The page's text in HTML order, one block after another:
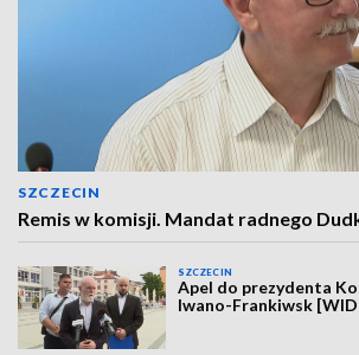
SZCZECIN
Remis w komisji. Mandat radnego
SZCZECIN
Apel do prezydenta
Iwano-Frankiwsk